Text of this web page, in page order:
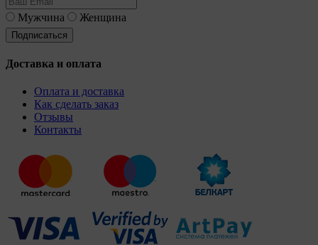
Мужчина Женщина
Доставка и оплата
Оплата и доставка
Как сделать заказ
Отзывы
Контакты